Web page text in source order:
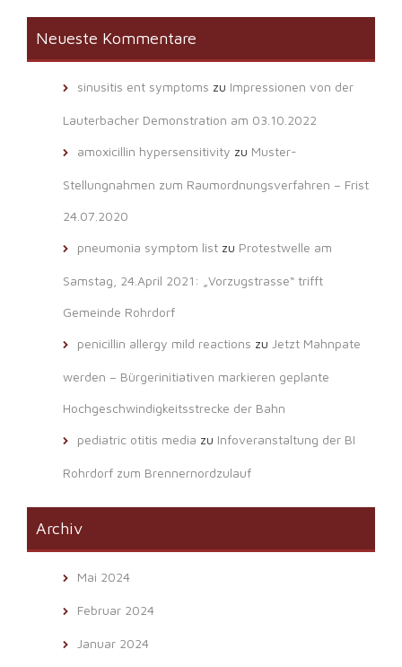
Neueste Kommentare
sinusitis ent symptoms zu Impressionen von der
Lauterbacher Demonstration am 03.10.2022
amoxicillin hypersensitivity zu Muster-
Stellungnahmen zum Raumordnungsverfahren – Frist
24.07.2020
pneumonia symptom list zu Protestwelle am
Samstag, 24.April 2021: „Vorzugstrasse“ trifft
Gemeinde Rohrdorf
penicillin allergy mild reactions zu Jetzt Mahnpate
werden – Bürgerinitiativen markieren geplante
Hochgeschwindigkeitsstrecke der Bahn
pediatric otitis media zu Infoveranstaltung der BI
Rohrdorf zum Brennernordzulauf
Archiv
Mai 2024
Februar 2024
Januar 2024